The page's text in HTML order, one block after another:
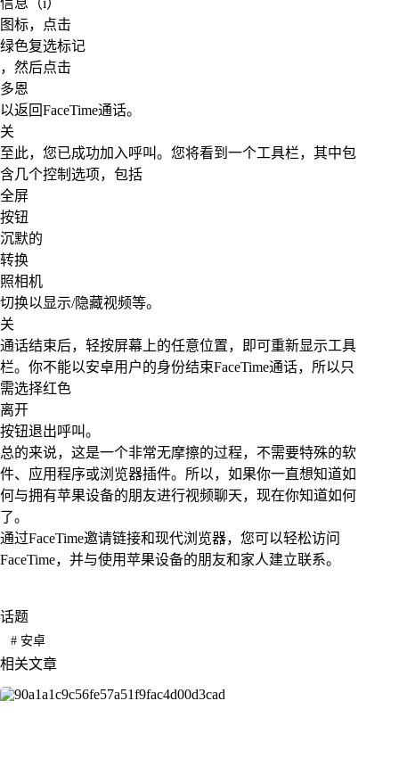
信息（i）
图标，点击
绿色复选标记
，然后点击
多恩
以返回FaceTime通话。
关
至此，您已成功加入呼叫。您将看到一个工具栏，其中包
含几个控制选项，包括
全屏
按钮
沉默的
转换
照相机
切换以显示/隐藏视频等。
关
通话结束后，轻按屏幕上的任意位置，即可重新显示工具
栏。你不能以安卓用户的身份结束FaceTime通话，所以只
需选择红色
离开
按钮退出呼叫。
总的来说，这是一个非常无摩擦的过程，不需要特殊的软
件、应用程序或浏览器插件。所以，如果你一直想知道如
何与拥有苹果设备的朋友进行视频聊天，现在你知道如何
了。
通过FaceTime邀请链接和现代浏览器，您可以轻松访问
FaceTime，并与使用苹果设备的朋友和家人建立联系。
话题
#安卓
相关文章